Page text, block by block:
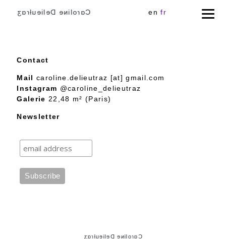
Cɑɾoliɴe Delieuƚɾɑʒ en fr
Contact
Mail caroline.delieutraz [at] gmail.com
Instagram @caroline_delieutraz
Galerie 22,48 m² (Paris)
Newsletter
Cɑɾoliɴe Delieuƚɾɑʒ